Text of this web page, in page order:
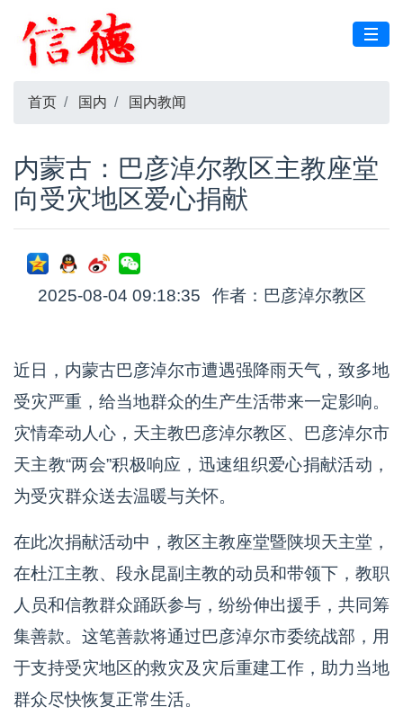
首页 国内 国内教闻
内蒙古：巴彦淖尔教区主教座堂
向受灾地区爱心捐献
2025-08-04 09:18:35 作者：巴彦淖尔教区
近日，内蒙古巴彦淖尔市遭遇强降雨天气，致多地
受灾严重，给当地群众的生产生活带来一定影响。
灾情牵动人心，天主教巴彦淖尔教区、巴彦淖尔市
天主教“两会”积极响应，迅速组织爱心捐献活动，
为受灾群众送去温暖与关怀。
在此次捐献活动中，教区主教座堂暨陕坝天主堂，
在杜江主教、段永昆副主教的动员和带领下，教职
人员和信教群众踊跃参与，纷纷伸出援手，共同筹
集善款。这笔善款将通过巴彦淖尔市委统战部，用
于支持受灾地区的救灾及灾后重建工作，助力当地
群众尽快恢复正常生活。